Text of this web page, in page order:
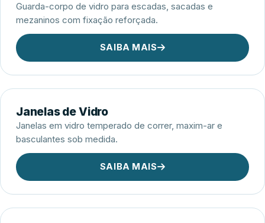
Guarda-corpo de vidro para escadas, sacadas e
mezaninos com fixação reforçada.
SAIBA MAIS
Janelas de Vidro
Janelas em vidro temperado de correr, maxim-ar e
basculantes sob medida.
SAIBA MAIS